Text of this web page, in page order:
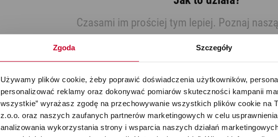
Zgoda Szczegóły
Używamy plików cookie, żeby poprawić doświadczenia użytkowników,
personalizować reklamy oraz dokonywać pomiarów skuteczności kampanii
wszystkie” wyrażasz zgodę na przechowywanie wszystkich plików cookie na
z.o.o. oraz naszych zaufanych partnerów marketingowych w celu
analizowania wykorzystania strony i wsparcia naszych działań
Czasami im prościej tym lepiej. Poznaj